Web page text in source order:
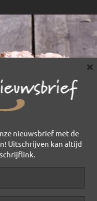
nieuwsbrief met de
Uitschrijven kan altijd
×